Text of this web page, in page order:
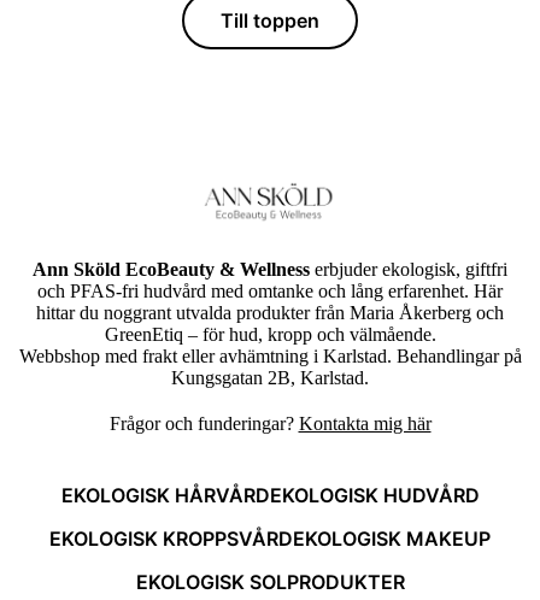
Till toppen
Ann Sköld EcoBeauty & Wellness erbjuder ekologisk, giftfri
och PFAS-fri hudvård med omtanke och lång erfarenhet. Här
hittar du noggrant utvalda produkter från Maria Åkerberg och
GreenEtiq – för hud, kropp och välmående.
Webbshop med frakt eller avhämtning i Karlstad. Behandlingar på
Kungsgatan 2B, Karlstad.
Frågor och funderingar? Kontakta mig här
EKOLOGISK HÅRVÅRDEKOLOGISK HUDVÅRD
EKOLOGISK KROPPSVÅRDEKOLOGISK MAKEUP
EKOLOGISK SOLPRODUKTER